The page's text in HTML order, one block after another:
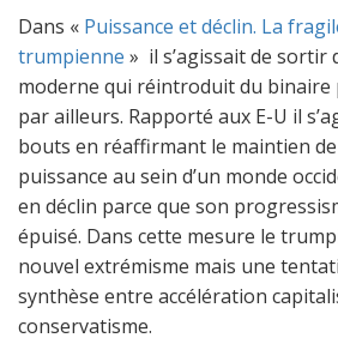
Dans « Puissance et déclin. La
trumpienne » il s’agissait de sortir
moderne qui réintroduit du binaire
par ailleurs. Rapporté aux E-U il
bouts en réaffirmant le maintien
puissance au sein d’un monde
en déclin parce que son
épuisé. Dans cette mesure le
nouvel extrémisme mais une
synthèse entre accélération
conservatisme.